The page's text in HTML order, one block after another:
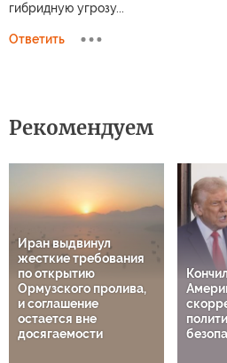
гибридную угрозу...
Ответить
Рекомендуем
Иран выдвинул
жесткие требования
по открытию
Ормузского пролива,
и соглашение
остается вне
досягаемости